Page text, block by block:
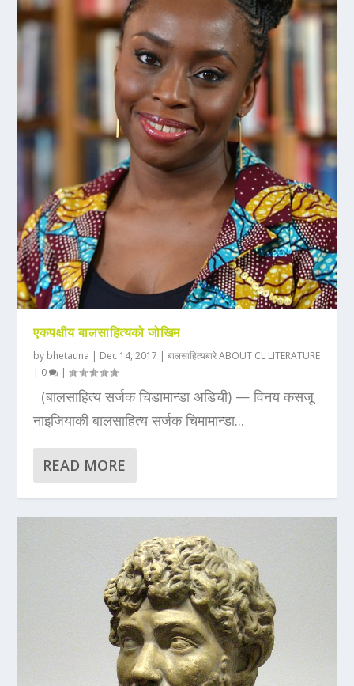
एकपक्षीय बालसाहित्यको जोखिम
by bhetauna | Dec 14, 2017 |बालसाहित्यबारे ABOUT CL LITERATURE
| 0 |
(बालसाहित्य सर्जक चिडामान्डा अडिची) — विनय कसजू
नाइजियाकी बालसाहित्य सर्जक चिमामान्डा...
READ MORE